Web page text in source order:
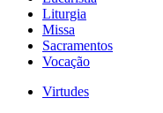
Liturgia
Missa
Sacramentos
Vocação
Virtudes